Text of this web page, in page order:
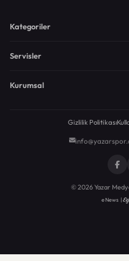
Kategoriler
Servisler
Kurumsal
Gizlilik Politikası
© 2026 Yazar
eNews |